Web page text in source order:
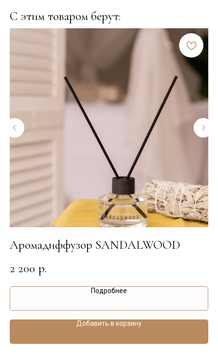
С этим товаром берут:
Аромадиффузор SANDALWOOD
2 200 р.
Подробнее
Добавить в корзину